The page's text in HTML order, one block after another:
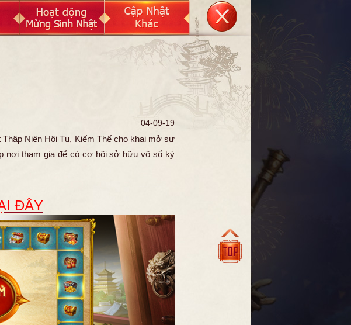
04-09-19
Niên Hội Tụ, Kiếm Thế cho khai mở sự
nơi tham gia để có cơ hội sở hữu vô số kỳ
ĐÂY